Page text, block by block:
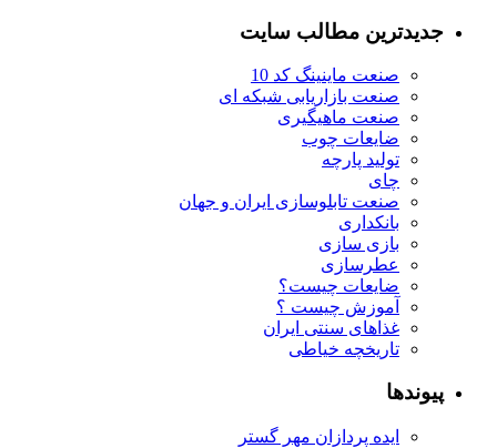
جدیدترین مطالب سایت
صنعت ماینینگ کد 10
صنعت بازاریابی شبکه ای
صنعت ماهیگیری
ضایعات چوب
تولید پارچه
چای
صنعت تابلوسازی ایران و جهان
بانکداری
بازی سازی
عطرسازی
ضایعات چیست؟
آموزش چیست ؟
غذاهای سنتی ایران
تاریخچه خیاطی
پیوندها
ایده پردازان مهر گستر